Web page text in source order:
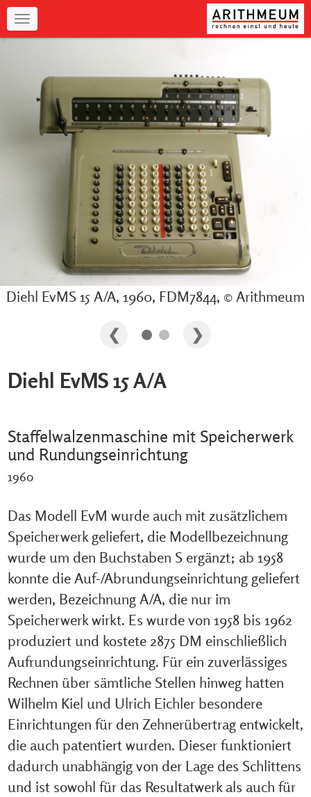
Navigation
Diehl EvMS 15 A/A, 1960, FDM7844, © Arithmeum
Diehl EvMS 15 A/A
Staffelwalzenmaschine mit Speicherwerk
und Rundungseinrichtung
1960
Das Modell EvM wurde auch mit zusätzlichem
Speicherwerk geliefert, die Modellbezeichnung
wurde um den Buchstaben S ergänzt; ab 1958
konnte die Auf-/Abrundungseinrichtung geliefert
werden, Bezeichnung A/A, die nur im
Speicherwerk wirkt. Es wurde von 1958 bis 1962
produziert und kostete 2875 DM einschließlich
Aufrundungseinrichtung. Für ein zuverlässiges
Rechnen über sämtliche Stellen hinweg hatten
Wilhelm Kiel und Ulrich Eichler besondere
Einrichtungen für den Zehnerübertrag entwickelt,
die auch patentiert wurden. Dieser funktioniert
dadurch unabhängig von der Lage des Schlittens
und ist sowohl für das Resultatwerk als auch für